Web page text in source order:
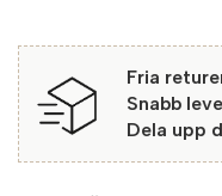
Fria
Snabb
Dela upp